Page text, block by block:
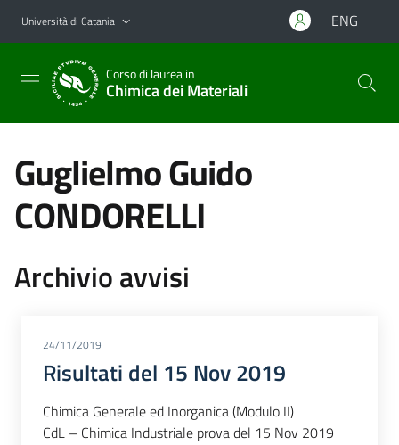
Vai al contenuto principale
Vai al menu di navigazione
Università di Catania ENG
Corso di laurea in
Chimica dei Materiali
Guglielmo Guido
CONDORELLI
Archivio avvisi
24/11/2019
Risultati del 15 Nov 2019
Chimica Generale ed Inorganica (Modulo II)
CdL – Chimica Industriale prova del 15 Nov 2019